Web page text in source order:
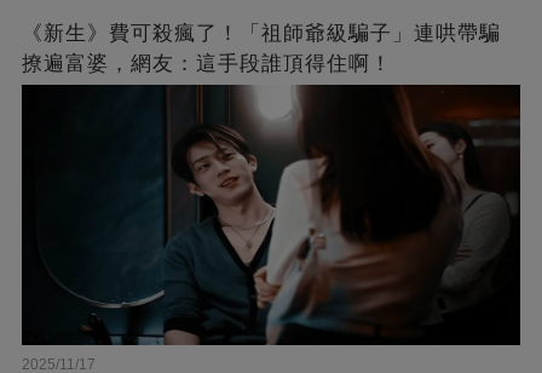
《新生》費可殺瘋了！「祖師爺級騙子」連哄帶騙
撩遍富婆，網友：這手段誰頂得住啊！
2025/11/17